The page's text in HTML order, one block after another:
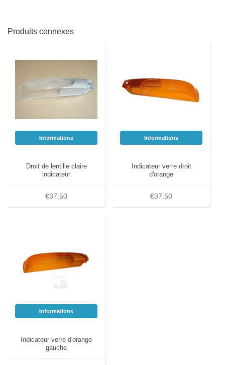
Produits connexes
Informations
Droit de lentille claire
indicateur
€37,50
Informations
Indicateur verre droit
d'orange
€37,50
Informations
Indicateur verre d'orange
gauche